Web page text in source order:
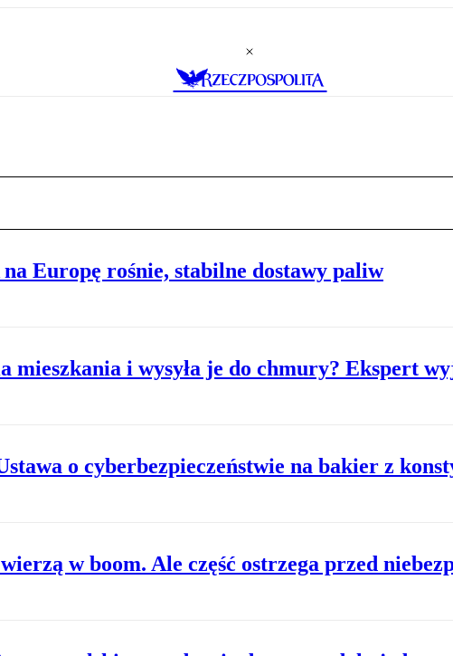
Europę rośnie, stabilne dostawy paliw
mieszkania i wysyła je do chmury? Ekspert
o cyberbezpieczeństwie na bakier z
w boom. Ale część ostrzega przed